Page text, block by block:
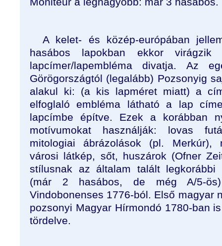
A kelet- és közép-európában
hasábos lapokban ekkor
lapcímer/lapembléma divatja. Az
Görögországtól (legalább) Pozsonyig
alakul ki: (a kis lapméret miatt) a
elfoglaló embléma látható a lap
lapcímbe építve. Ezek a korábban
motívumokat használják: lovas
mitologiai ábrázolások (pl. Merkúr),
városi látkép, sőt, huszárok (Ofner
stílusnak az általam talált legkorábbi
(már 2 hasábos, de még A/5-ös)
Vindobonenses 1776-ból. Első magyar
pozsonyi Magyar Hírmondó 1780-ban
tördelve.